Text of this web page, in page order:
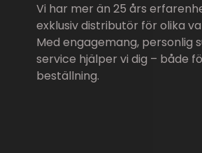
Vi har mer än 25 års
exklusiv distributör för olika
Med engagemang, personlig
service hjälper vi dig – både
beställning.